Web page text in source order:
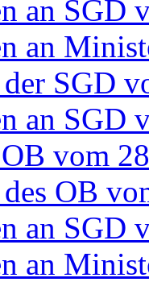
an SGD
an
SGD
an SGD
vom
OB
an SGD
an